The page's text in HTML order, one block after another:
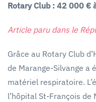
Rotary Club : 42 000 €
Article paru dans le
Grâce au Rotary Club
de Marange-Silvange a
matériel respiratoire.
l’hôpital St-François de